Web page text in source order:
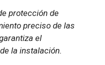
protección de
preciso de las
el
la instalación.